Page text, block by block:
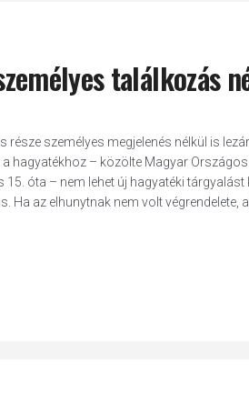
találkozás
része személyes megjelenés nélkül is
hagyatékhoz – közölte Magyar
óta – nem lehet új hagyatéki tárgyalást
az elhunytnak nem volt végrendelete,